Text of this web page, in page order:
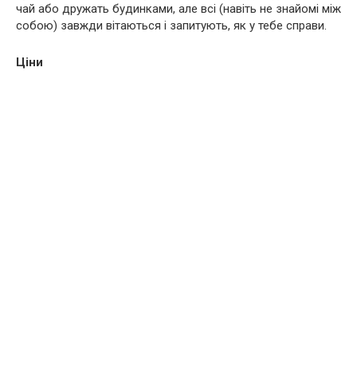
чай або дружать будинками, але всі (навіть не знайомі між
собою) завжди вітаються і запитують, як у тебе справи.
Ціни